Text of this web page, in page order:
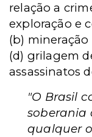
relação a
exploração e
(b) mineração
(d) grilagem
assassinatos
"O Brasil
soberania
qualquer